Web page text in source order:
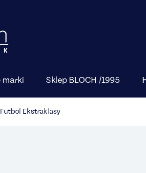
marki Sklep BLOCH /1995
Ekstraklasy